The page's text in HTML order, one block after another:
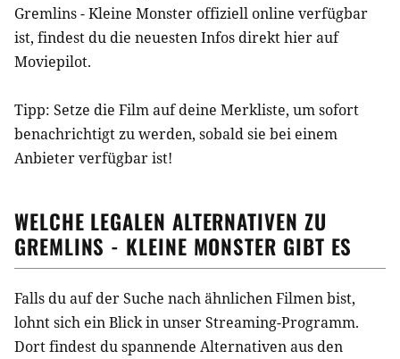
Gremlins - Kleine Monster offiziell online verfügbar
ist, findest du die neuesten Infos direkt hier auf
Moviepilot.
Tipp: Setze die Filmauf deine Merkliste, um sofort
benachrichtigt zu werden, sobald sie bei einem
Anbieter verfügbar ist!
WELCHE LEGALEN ALTERNATIVEN ZU
GREMLINS - KLEINE MONSTER GIBT ES
Falls du auf der Suche nach ähnlichenFilmenbist,
lohnt sich ein Blick in unser Streaming-Programm.
Dort findest du spannende Alternativen aus den